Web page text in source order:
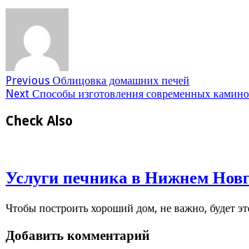
Previous Облицовка домашних печей
Next Способы изготовления современных
Check Also
Услуги печника в Нижнем
Чтобы построить хороший дом, не важно, будет
Добавить комментарий